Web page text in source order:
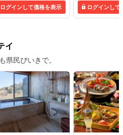
ログインして価格を表示
ログインして
イ
県民びいきで。